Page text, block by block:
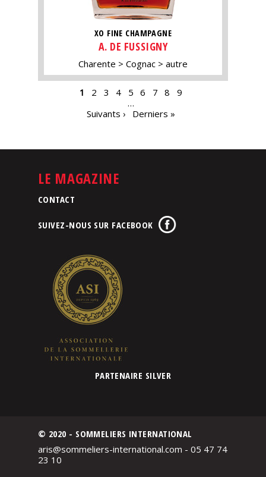
XO FINE CHAMPAGNE
A. DE FUSSIGNY
Charente Cognac autre
1 2 3 4 5 6 7 8
9
…
Suivants ›
Derniers »
LE MAGAZINE
CONTACT
SUIVEZ-NOUS SUR FACEBOOK
PARTENAIRE SILVER
© 2020 - SOMMELIERS INTERNATIONAL
aris@sommeliers-international.com - 05 47 74
23 10